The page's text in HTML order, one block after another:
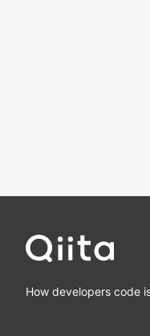
How developers code